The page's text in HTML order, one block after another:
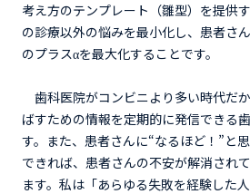
考え方のテンプレート（雛型）を提供
の診療以外の悩みを最小化し、患者さ
のプラスαを最大化することです。
歯科医院がコンビニより多い時代だ
ばすための情報を定期的に発信できる
す。また、患者さんに“なるほど！”と
できれば、患者さんの不安が解消され
ます。私は「あらゆる失敗を経験した